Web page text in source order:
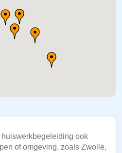
ook
of omgeving, zoals Zwolle,